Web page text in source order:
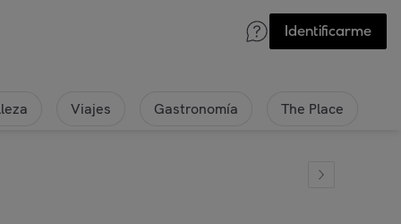
Identificarme
Viajes Gastronomía The Place